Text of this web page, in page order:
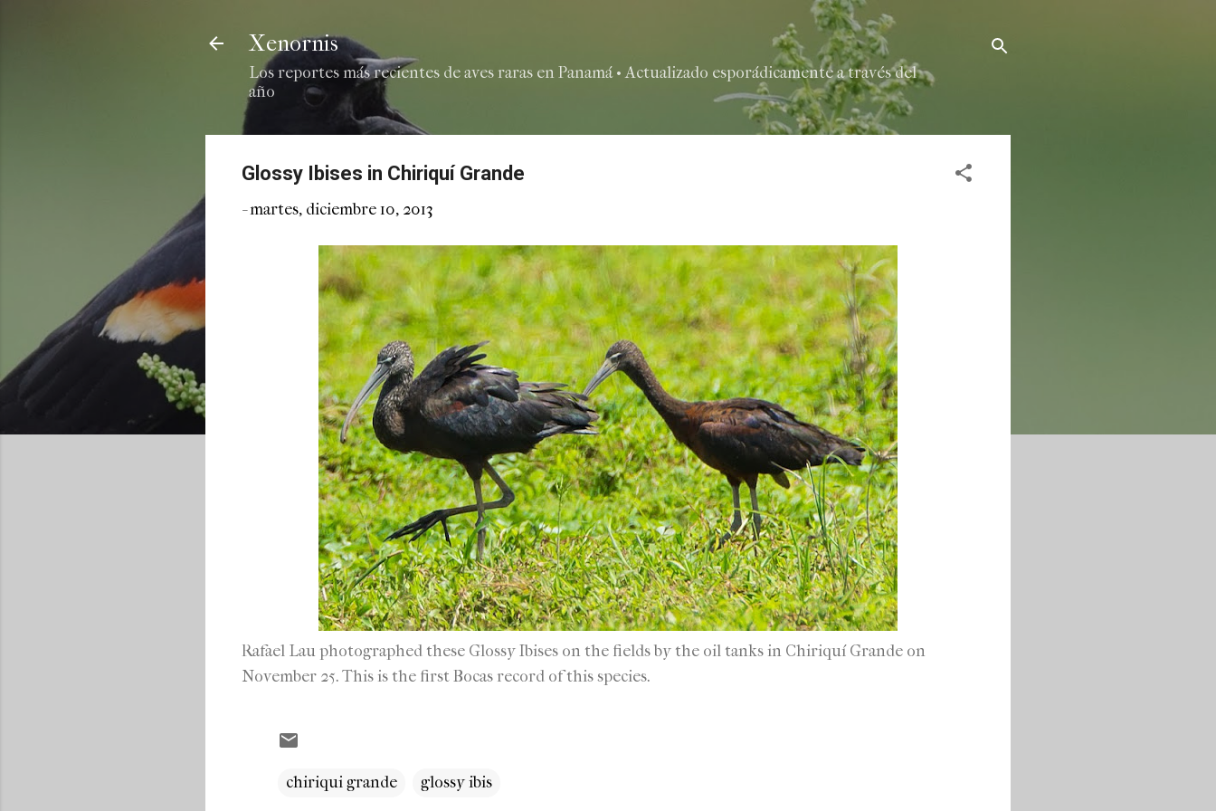
Xenornis
Los reportes más recientes de aves raras en Panamá • Actualizado esporádicamente a través del
año
Glossy Ibises in Chiriquí Grande
-martes, diciembre 10, 2013
Rafael Lau photographed these Glossy Ibises on the fields by the oil tanks in Chiriquí Grande on
November 25. This is the first Bocas record of this species.
chiriqui grande glossy ibis